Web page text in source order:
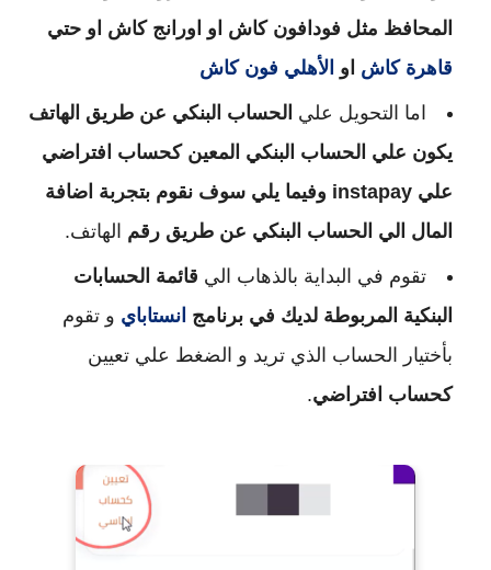
المحافظ مثل فودافون كاش او اورانج كاش او حتي
قاهرة كاش او الأهلي فون كاش
اما التحويل علي الحساب البنكي عن طريق الهاتف
يكون علي الحساب البنكي المعين كحساب افتراضي
علي instapay وفيما يلي سوف نقوم بتجربة اضافة
المال الي الحساب البنكي عن طريق رقم الهاتف.
تقوم في البداية بالذهاب الي قائمة الحسابات
البنكية المربوطة لديك في برنامج انستاباي و تقوم
بأختيار الحساب الذي تريد و الضغط علي تعيين
كحساب افتراضي.